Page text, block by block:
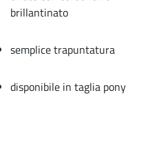
brillantinato
semplice trapuntatura
disponibile in taglia pony